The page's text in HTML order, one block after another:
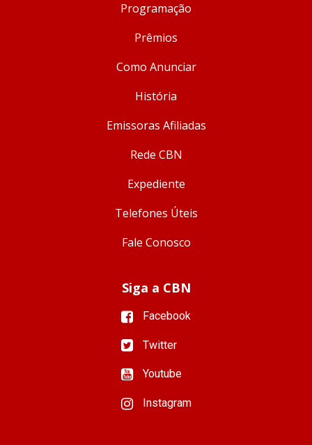
Programação
Prêmios
Como Anunciar
História
Emissoras Afiliadas
Rede CBN
Expediente
Telefones Úteis
Fale Conosco
Siga a CBN
Facebook
Twitter
Youtube
Instagram